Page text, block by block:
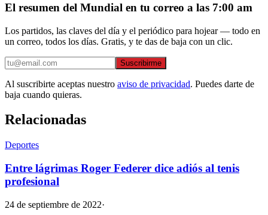
El resumen del Mundial en tu correo a las 7:00 am
Los partidos, las claves del día y el periódico para hojear — todo en
un correo, todos los días. Gratis, y te das de baja con un clic.
Suscribirme
Al suscribirte aceptas nuestro aviso de privacidad. Puedes darte de
baja cuando quieras.
Relacionadas
Deportes
Entre lágrimas Roger Federer dice adiós al tenis
profesional
24 de septiembre de 2022·